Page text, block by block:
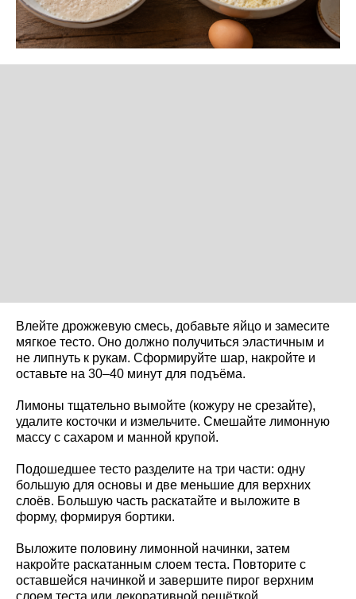
Влейте дрожжевую смесь, добавьте яйцо и замесите
мягкое тесто. Оно должно получиться эластичным и
не липнуть к рукам. Сформируйте шар, накройте и
оставьте на 30–40 минут для подъёма.
Лимоны тщательно вымойте (кожуру не срезайте),
удалите косточки и измельчите. Смешайте лимонную
массу с сахаром и манной крупой.
Подошедшее тесто разделите на три части: одну
большую для основы и две меньшие для верхних
слоёв. Большую часть раскатайте и выложите в
форму, формируя бортики.
Выложите половину лимонной начинки, затем
накройте раскатанным слоем теста. Повторите с
оставшейся начинкой и завершите пирог верхним